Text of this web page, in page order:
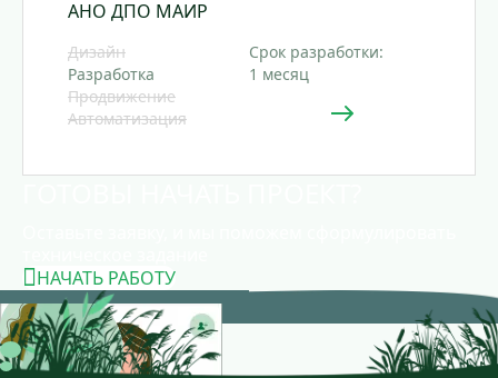
АНО ДПО МАИР
Дизайн
Разработка
Продвижение
Автоматизация
Срок разработки:
1 месяц
НАЧАТЬ РАБОТУ